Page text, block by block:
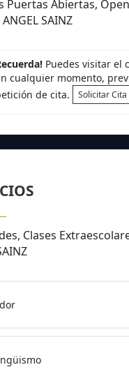
Puertas Abiertas,
SAINZ
Puedes visitar el
cualquier momento,
de cita.
Solicitar Cita
Clases